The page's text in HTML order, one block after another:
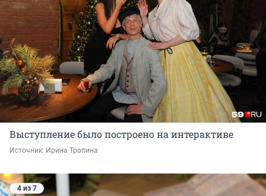
Выступление было построено на интерактиве
Источник: Ирина Тропина
4 из 7